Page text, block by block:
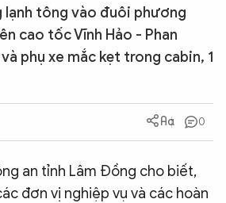
DÂN
lạnh tông vào đuôi phương
cao tốc Vĩnh Hảo - Phan
phụ xe mắc kẹt trong cabin, 1
0
an tỉnh Lâm Đồng cho biết,
đơn vị nghiệp vụ và các hoàn